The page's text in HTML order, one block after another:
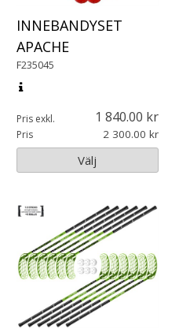
INNEBANDYSET
APACHE
F235045
Pris exkl. 1 840.00
Pris 2 300.00
Välj